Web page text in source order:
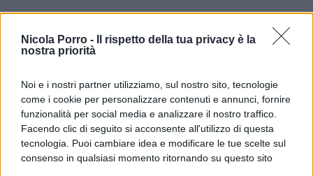
Nicola Porro -
Il rispetto della tua privacy è la
nostra priorità
Noi e i nostri partner utilizziamo, sul nostro sito, tecnologie
come i cookie per personalizzare contenuti e annunci, fornire
funzionalità per social media e analizzare il nostro traffico.
Facendo clic di seguito si acconsente all'utilizzo di questa
tecnologia. Puoi cambiare idea e modificare le tue scelte sul
consenso in qualsiasi momento ritornando su questo sito
Risultato finale? Sette giorni di prognosi per il
vigile di Milano
intervenute contemporaneamente per fermare
l’uomo. Come si denota dal video, è stato
necessario l’aiuto anche di alcuni passanti che
hanno assistito alla scena e che prontamente si
sono riversati sul luogo per offrire assistenza ai